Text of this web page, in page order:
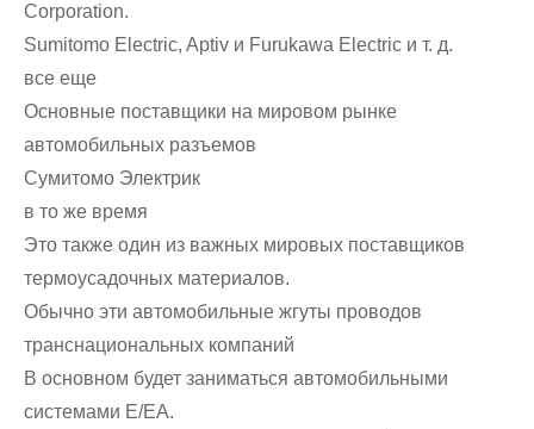
Corporation.
Sumitomo Electric, Aptiv и Furukawa Electric и т. д.
все еще
Основные поставщики на мировом рынке
автомобильных разъемов
Сумитомо Электрик
в то же время
Это также один из важных мировых поставщиков
термоусадочных материалов.
Обычно эти автомобильные жгуты проводов
транснациональных компаний
В основном будет заниматься автомобильными
системами E/EA.